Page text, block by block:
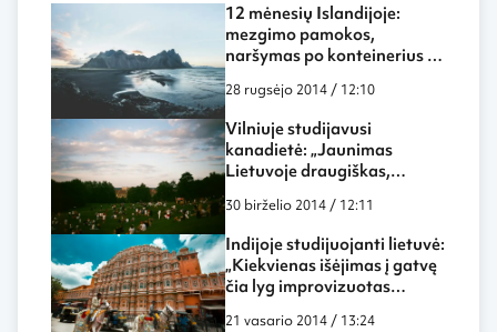
12 mėnesių Islandijoje:
mezgimo pamokos,
naršymas po konteinerius ir
mokytojos praktika
28 rugsėjo 2014 / 12:10
Vilniuje studijavusi
kanadietė: „Jaunimas
Lietuvoje draugiškas,
30 birželio 2014 / 12:11
Indijoje studijuojanti lietuvė:
„Kiekvienas išėjimas į gatvę
čia lyg improvizuotas
spektaklis“
21 vasario 2014 / 13:24